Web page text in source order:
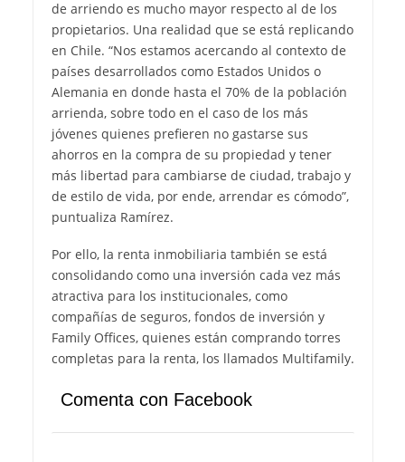
de arriendo es mucho mayor respecto al de los
propietarios. Una realidad que se está replicando
en Chile. “Nos estamos acercando al contexto de
países desarrollados como Estados Unidos o
Alemania en donde hasta el 70% de la población
arrienda, sobre todo en el caso de los más
jóvenes quienes prefieren no gastarse sus
ahorros en la compra de su propiedad y tener
más libertad para cambiarse de ciudad, trabajo y
de estilo de vida, por ende, arrendar es cómodo”,
puntualiza Ramírez.
Por ello, la renta inmobiliaria también se está
consolidando como una inversión cada vez más
atractiva para los institucionales, como
compañías de seguros, fondos de inversión y
Family Offices, quienes están comprando torres
completas para la renta, los llamados Multifamily.
Comenta con Facebook